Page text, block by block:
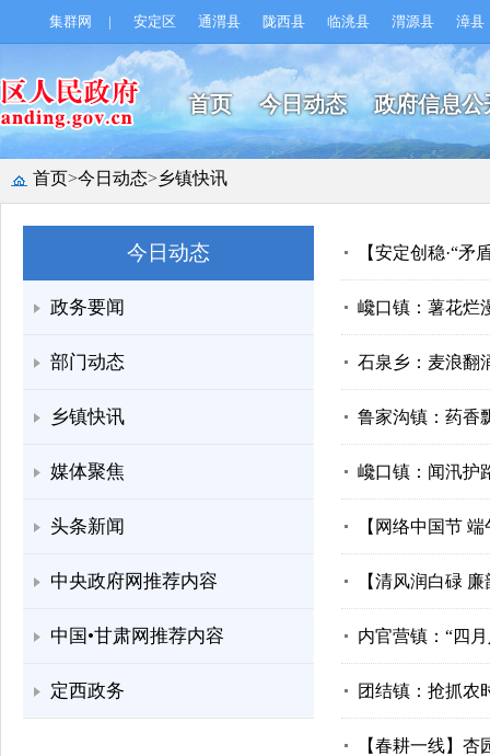
集群网 | 安定区 通渭县 陇西县 临洮县 渭源县 漳县
首页 今日动态 政府信息公
首页>今日动态>乡镇快讯
今日动态
政务要闻
部门动态
乡镇快讯
媒体聚焦
头条新闻
中央政府网推荐内容
中国•甘肃网推荐内容
定西政务
【安定创稳·“
巉口镇：薯花烂
石泉乡：麦浪翻
鲁家沟镇：药香
巉口镇：闻汛护
【网络中国节
【清风润白碌
内官营镇：“四
团结镇：抢抓农
【春耕一线】